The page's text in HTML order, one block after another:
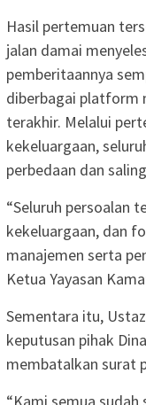
Hasil pertemuan
jalan damai
pemberitaannya
diberbagai platform
terakhir. Melalui
kekeluargaan,
perbedaan dan
“Seluruh persoalan
kekeluargaan, dan
manajemen serta
Ketua Yayasan
Sementara itu,
keputusan pihak
membatalkan surat
“Kami semua